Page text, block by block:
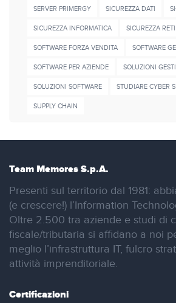
SERVER PRIMERGY SICUREZZA DATI
SICUREZZA INFORMATICA SICUREZZA RETI
SOFTWARE FORZA VENDITA SOFTWARE
SOFTWARE PER AZIENDE SOLUZIONI
SOLUZIONI SOFTWARE STUDIARE CYBER
SUPPLY CHAIN
Team Memores S.p.A.
Presenti sul territorio dal 1981:
(e crescere!) l’Information
Oltre 2.500 tra aziende e studi di
fiscale/tributaria si affidano a noi
meglio l’infrastruttura IT, fulcro
attività imprenditoriale.
Certificazioni